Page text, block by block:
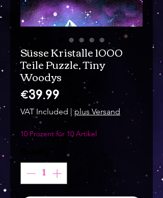
Süsse Kristalle 1000
Teile Puzzle, Tiny
Woodys
€39.99 Price
VAT Included |plus Versand
10 Prozent für 10 Artikel
*